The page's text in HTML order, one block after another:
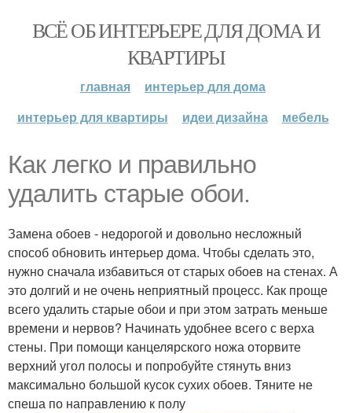
ВСЁ ОБ ИНТЕРЬЕРЕ ДЛЯ ДОМА И
КВАРТИРЫ
главная
интерьер для дома
интерьер для квартиры
идеи дизайна мебель
Как легко и правильно
удалить старые обои.
Замена обоев - недорогой и довольно несложный
способ обновить интерьер дома. Чтобы сделать это,
нужно сначала избавиться от старых обоев на стенах. А
это долгий и не очень неприятный процесс. Как проще
всего удалить старые обои и при этом затрать меньше
времени и нервов? Начинать удобнее всего с верха
стены. При помощи канцелярского ножа оторвите
верхний угол полосы и попробуйте стянуть вниз
максимально большой кусок сухих обоев. Тяните не
спеша по направлению к полу